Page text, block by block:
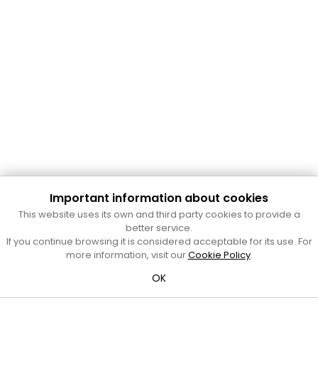
Cultura Mataró
Ajuntament de Mataró
C. de Sant Josep, 9 (Mataró, 08302)
Horari d'obertura: dilluns, dimecres i divendres de 10 a 13 h.
al telèfon al 93 758 23 61
Bústia ciutadana
Important information about cookies
This website uses its own and third party cookies to provide a
better service.
If you continue browsing it is considered acceptable for its use. For
more information, visit ourCookie Policy.
OK